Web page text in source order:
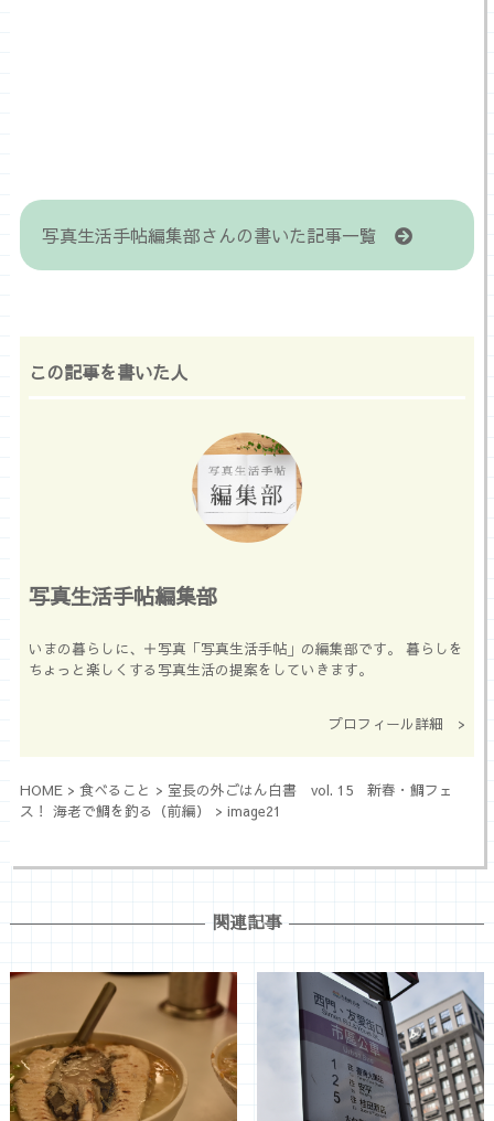
写真生活手帖編集部さんの書いた記事一覧
この記事を書いた人
写真生活手帖編集部
いまの暮らしに、＋写真「写真生活手帖」の編集部です。 暮らしを
ちょっと楽しくする写真生活の提案をしていきます。
プロフィール詳細 >
HOME> 食べること > 室長の外ごはん白書 vol. 15 新春・鯛フェ
ス！ 海老で鯛を釣る（前編）
> image21
関連記事